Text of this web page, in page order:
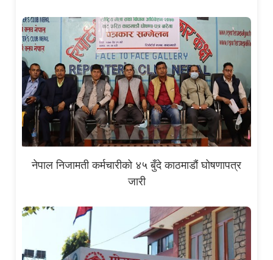
नेपाल निजामती कर्मचारीको ४५ बुँदे काठमाडौं घोषणापत्र
जारी